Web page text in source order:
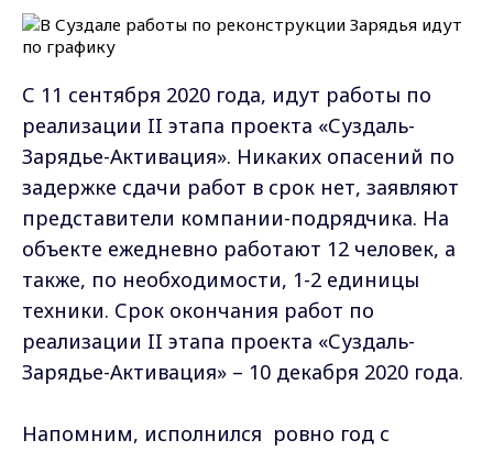
С 11 сентября 2020 года, идут работы по
реализации II этапа проекта «Суздаль-
Зарядье-Активация». Никаких опасений по
задержке сдачи работ в срок нет, заявляют
представители компании-подрядчика. На
объекте ежедневно работают 12 человек, а
также, по необходимости, 1-2 единицы
техники. Срок окончания работ по
реализации II этапа проекта «Суздаль-
Зарядье-Активация» – 10 декабря 2020 года.
Напомним, исполнился ровно год с